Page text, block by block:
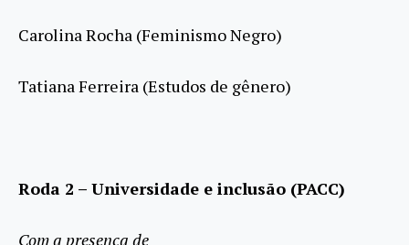
Carolina Rocha (Feminismo Negro)
Tatiana Ferreira (Estudos de gênero)
Roda 2 – Universidade e inclusão (PACC)
Com a presença de